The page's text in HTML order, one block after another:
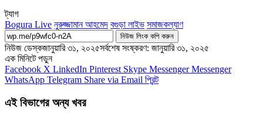
ট্যাগ
Bogura Live নুরুজ্জামান আহমেদ বগুড়া লাইভ সমাজকল্যাণ
নিউজ লিংক কপি করুন
নিউজ ডেস্কজানুয়ারি ৩১, ২০২৫সর্বশেষ সংষ্করণ: জানুয়ারি ৩১, ২০২৫
এক মিনিটে পড়ুন
Facebook X LinkedIn Pinterest Skype Messenger Messenger
WhatsApp Telegram Share via Email প্রিন্ট
এই বিভাগের অন্য খবর